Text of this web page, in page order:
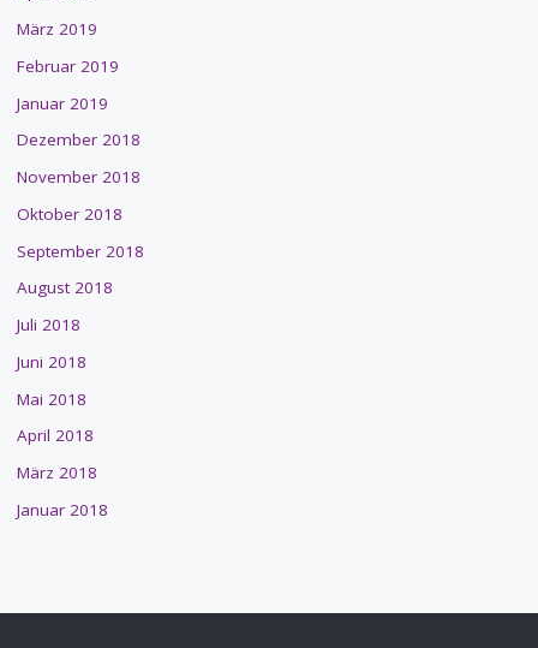
März 2019
Februar 2019
Januar 2019
Dezember 2018
November 2018
Oktober 2018
September 2018
August 2018
Juli 2018
Juni 2018
Mai 2018
April 2018
März 2018
Januar 2018